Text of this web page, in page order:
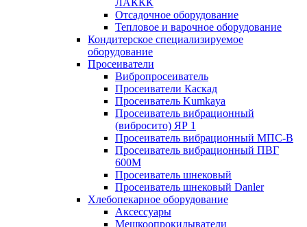
Отсадочное оборудование
Тепловое и варочное оборудование
Кондитерское специализируемое
оборудование
Просеиватели
Вибропросеиватель
Просеиватели Каскад
Просеиватель Kumkaya
Просеиватель вибрационный
(вибросито) ЯР 1
Просеиватель вибрационный МПС-В
Просеиватель вибрационный ПВГ
600М
Просеиватель шнековый
Просеиватель шнековый Danler
Хлебопекарное оборудование
Аксессуары
Мешкоопрокидыватели